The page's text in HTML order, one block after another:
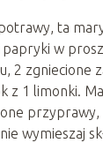
ta
papryki w
2 zgniecione
z 1 limonki.
przyprawy,
wymieszaj